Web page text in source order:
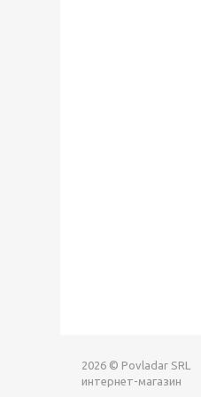
2026 © Povladar SRL
интернет-магазин